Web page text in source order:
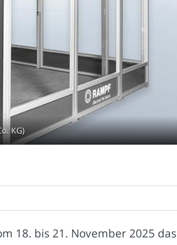
KG)
18. bis 21. November 2025 das